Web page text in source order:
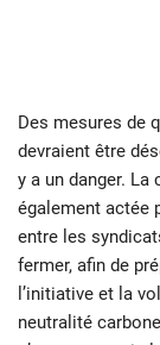
Des mesures de
devraient être
y a un danger.
également actée
entre les
fermer, afin de
l’initiative et la
neutralité